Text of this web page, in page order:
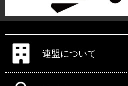
連盟について